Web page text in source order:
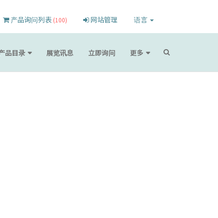
产品询问列表 (100) 网站管理 语言
品目录 展览讯息 立即询问 更多